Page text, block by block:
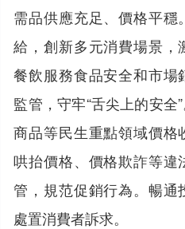
需品供應充足、價格平
給，創新多元消費場景
餐飲服務食品安全和市
監管，守牢“舌尖上的安
商品等民生重點領域價
哄抬價格、價格欺詐等
管，規范促銷行為。暢
處置消費者訴求。